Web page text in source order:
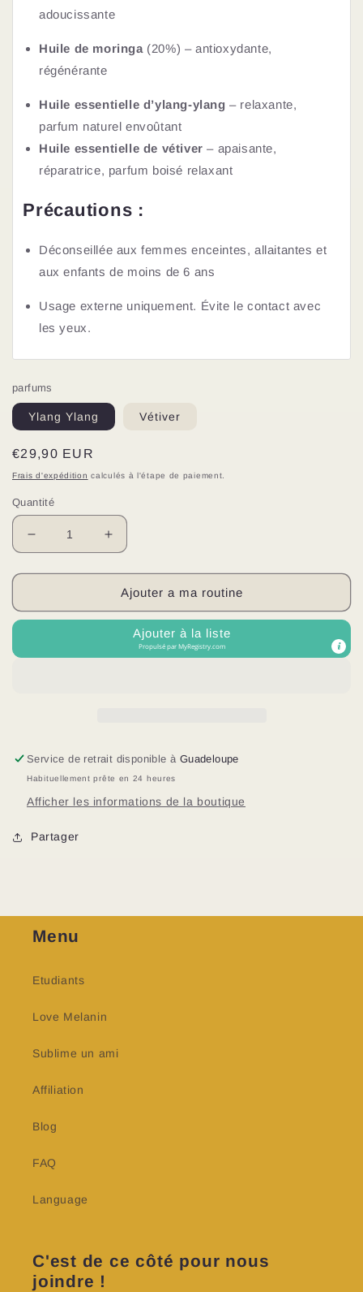
adoucissante
Huile de moringa (20%) – antioxydante,
régénérante
Huile essentielle d’ylang-ylang – relaxante,
parfum naturel envoûtant
Huile essentielle de vétiver – apaisante,
réparatrice, parfum boisé relaxant
Précautions :
Déconseillée aux femmes enceintes, allaitantes et
aux enfants de moins de 6 ans
Usage externe uniquement. Évite le contact avec
les yeux.
parfums
Ylang Ylang Vétiver
Prix
habituel
€29,90 EUR
Frais d'expédition calculés à l'étape de paiement.
Quantité
Réduire
la
quantité
Huile
120ml
Augmenter
la
quantité
de
Huile
après-
soleil
120ml
Ajouter a ma routine
Ajouter à la liste
Propulsé parMyRegistry.com
Service de retrait disponible à Guadeloupe
Habituellement prête en 24 heures
Afficher les informations de la boutique
Partager
Menu
Etudiants
Love Melanin
Sublime un ami
Affiliation
Blog
FAQ
Language
C'est de ce côté pour nous
joindre !